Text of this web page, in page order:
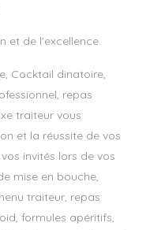
et de l'excellence.
Cocktail dinatoire,
repas
traiteur vous
et la réussite de vos
invités lors de vos
mise en bouche,
traiteur, repas
formules apéritifs,